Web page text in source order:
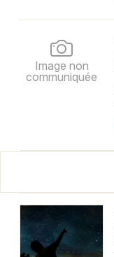
Image non
communiquée